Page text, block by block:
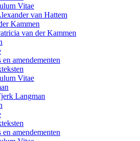
Vitae
van Hattem
Kammen
van der Kammen
en amendementen
Vitae
Langman
en amendementen